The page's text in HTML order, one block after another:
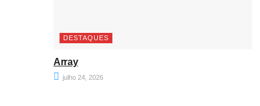
DESTAQUES
Array
julho 24, 2026